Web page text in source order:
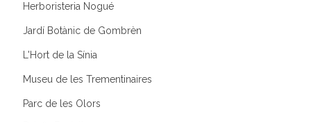
Herboristeria Nogué
Jardí Botànic de Gombrèn
L'Hort de la Sínia
Museu de les Trementinaires
Parc de les Olors